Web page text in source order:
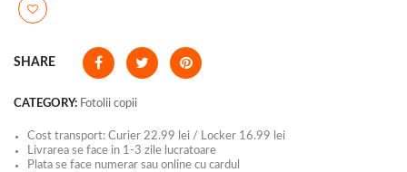
SHARE
CATEGORY: Fotolii copii
Cost transport: Curier 22.99 lei / Locker 16.99 lei
Livrarea se face in 1-3 zile lucratoare
Plata se face numerar sau online cu cardul